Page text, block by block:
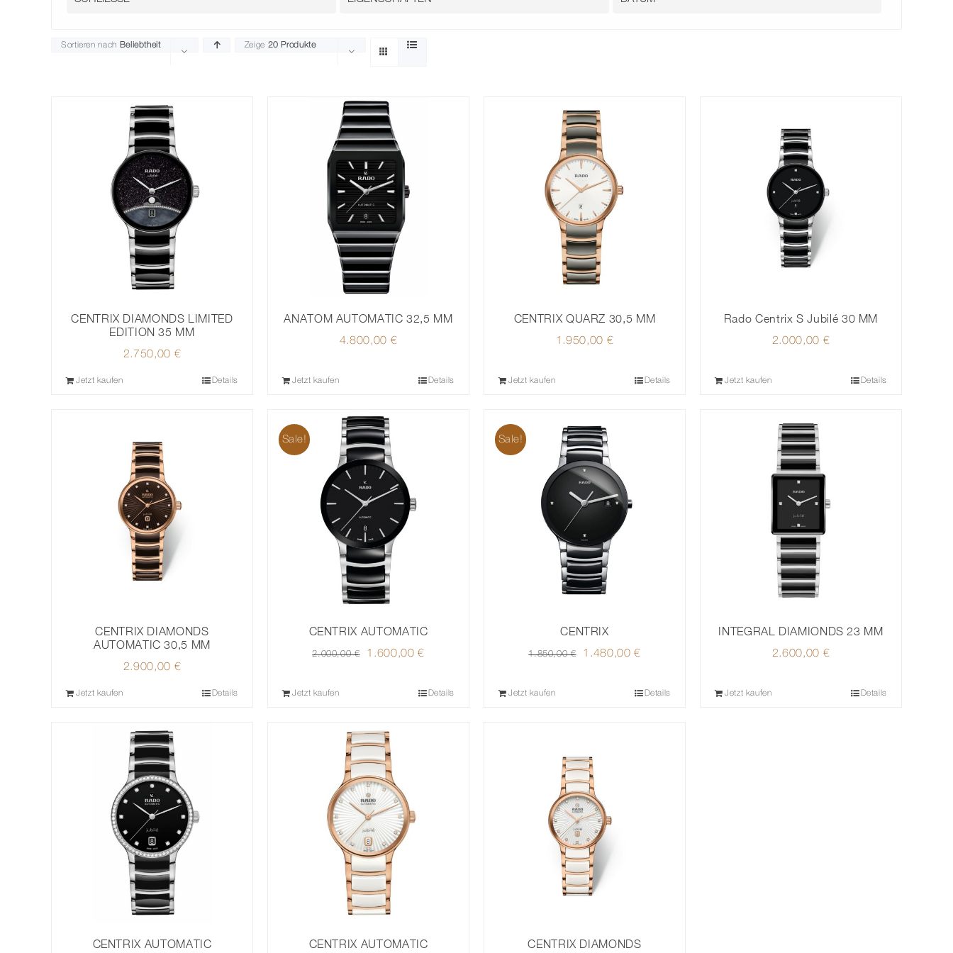
Sortieren nach Beliebtheit Zeige 20 Produkte
CENTRIX DIAMONDS LIMITED
EDITION 35 MM
2.750,00 €
Jetzt kaufen Details
ANATOM AUTOMATIC 32,5 MM
4.800,00 €
Jetzt kaufen Details
CENTRIX QUARZ 30,5 MM
1.950,00 €
Jetzt kaufen Details
Rado Centrix S Jubilé 30 MM
2.000,00 €
Jetzt kaufen Details
CENTRIX DIAMONDS
AUTOMATIC 30,5 MM
2.900,00 €
Jetzt kaufen Details
Sale!
CENTRIX AUTOMATIC
2.000,00€
Ursprünglicher
1.600,00€
ist:
Jetzt kaufen Details
Sale!
CENTRIX
1.850,00€
Ursprünglicher
1.480,00€
ist:
Jetzt kaufen Details
INTEGRAL DIAMIONDS 23 MM
2.600,00 €
Jetzt kaufen Details
CENTRIX AUTOMATIC
CENTRIX AUTOMATIC
CENTRIX DIAMONDS